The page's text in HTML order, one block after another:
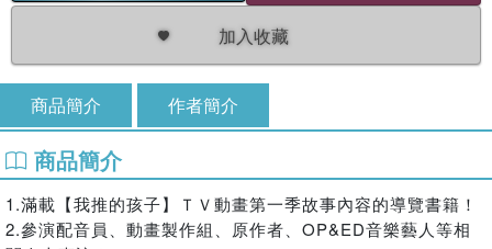
加入收藏
商品簡介 作者簡介
商品簡介
1.滿載【我推的孩子】ＴＶ動畫第一季故事內容的導覽書籍！
2.參演配音員、動畫製作組、原作者、OP&ED音樂藝人等相